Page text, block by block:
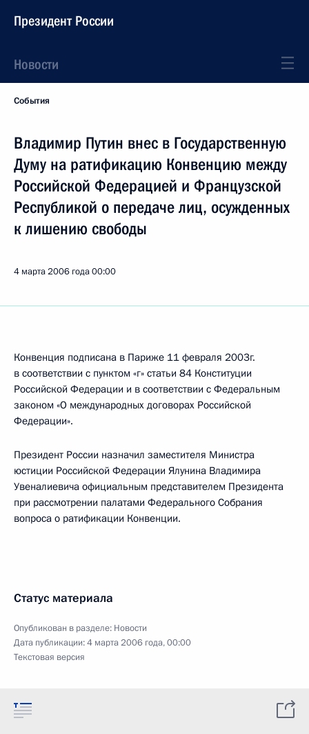
Президент России
Новости
События
Владимир Путин внес в Государственную
Думу на ратификацию Конвенцию между
Российской Федерацией и Французской
Республикой о передаче лиц, осужденных
к лишению свободы
4 марта 2006 года00:00
Конвенция подписана в Париже 11 февраля 2003г.
в соответствии с пунктом «г» статьи 84 Конституции
Российской Федерации и в соответствии с Федеральным
законом «О международных договорах Российской
Федерации».
Президент России назначил заместителя Министра
юстиции Российской Федерации Ялунина Владимира
Увеналиевича официальным представителем Президента
при рассмотрении палатами Федерального Собрания
вопроса о ратификации Конвенции.
Статус материала
Опубликован в разделе: Новости
Дата публикации:4 марта 2006 года, 00:00
Текстовая версия